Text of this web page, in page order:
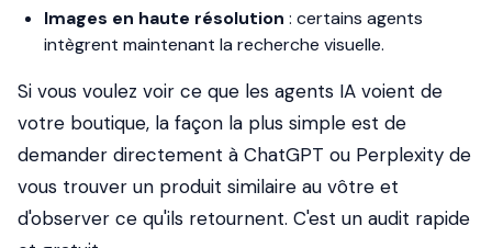
Images en haute résolution : certains agents
intègrent maintenant la recherche visuelle.
Si vous voulez voir ce que les agents IA voient de
votre boutique, la façon la plus simple est de
demander directement à ChatGPT ou Perplexity de
vous trouver un produit similaire au vôtre et
d'observer ce qu'ils retournent. C'est un audit rapide